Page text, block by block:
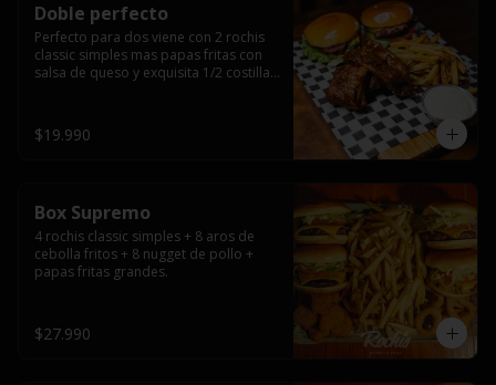
Doble perfecto
Perfecto para dos viene con 2 rochis
classic simples mas papas fritas con
salsa de queso y exquisita 1/2 costilla
$19.990
Box Supremo
4 rochis classic simples + 8 aros de
cebolla fritos + 8 nugget de pollo +
papas fritas grandes.
$27.990